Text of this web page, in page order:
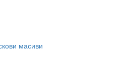
масиви